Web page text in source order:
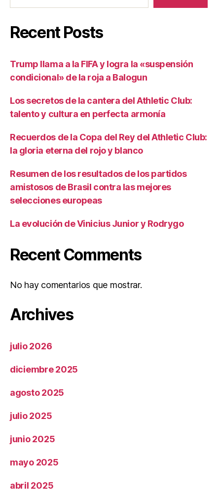
Recent Posts
Trump llama a la FIFA y logra la «suspensión
condicional» de la roja a Balogun
Los secretos de la cantera del Athletic Club:
talento y cultura en perfecta armonía
Recuerdos de la Copa del Rey del Athletic Club:
la gloria eterna del rojo y blanco
Resumen de los resultados de los partidos
amistosos de Brasil contra las mejores
selecciones europeas
La evolución de Vinicius Junior y Rodrygo
Recent Comments
No hay comentarios que mostrar.
Archives
julio 2026
diciembre 2025
agosto 2025
julio 2025
junio 2025
mayo 2025
abril 2025